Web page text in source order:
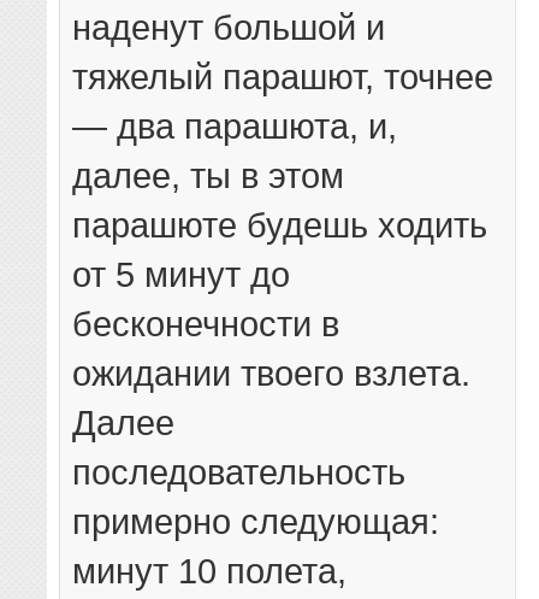
наденут большой и
тяжелый парашют, точнее
— два парашюта, и,
далее, ты в этом
парашюте будешь ходить
от 5 минут до
бесконечности в
ожидании твоего взлета.
Далее
последовательность
примерно следующая:
минут 10 полета,